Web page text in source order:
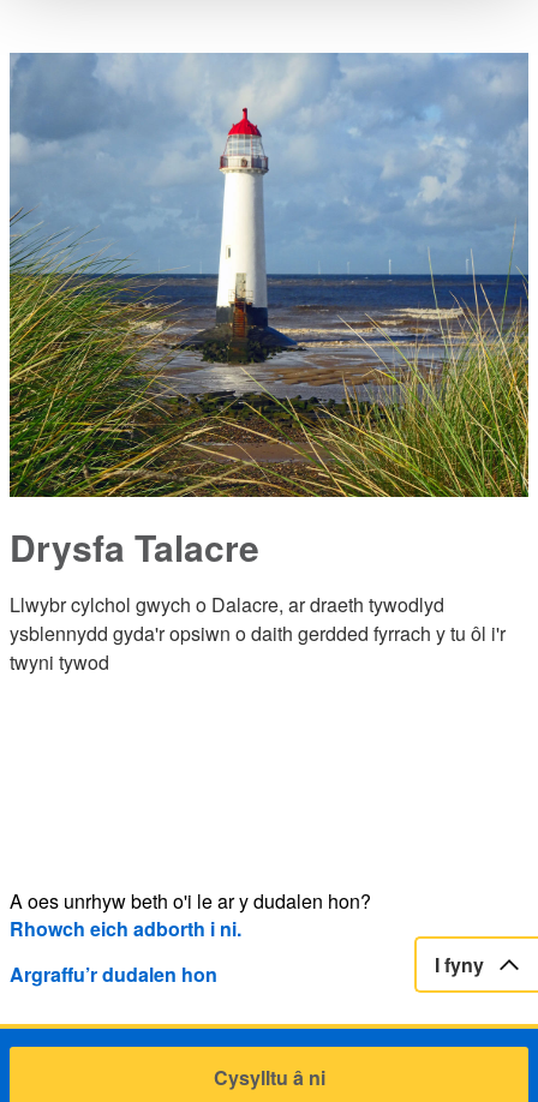
Drysfa Talacre
Llwybr cylchol gwych o Dalacre, ar draeth tywodlyd
ysblennydd gyda'r opsiwn o daith gerdded fyrrach y tu ôl i'r
twyni tywod
A oes unrhyw beth o'i le ar y dudalen hon?
Rhowch eich adborth i ni.
Argraffu’r dudalen hon
I fyny
Cysylltu â ni